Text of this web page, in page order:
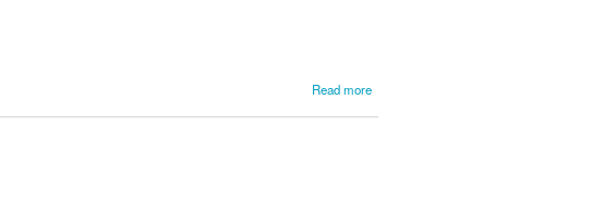
Read more